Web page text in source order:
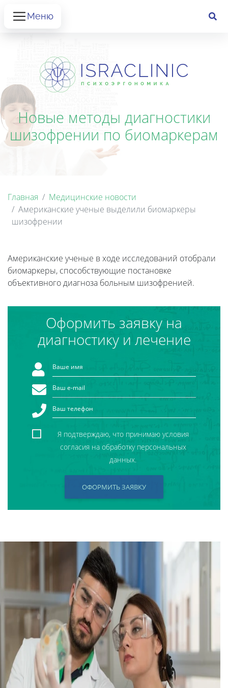
Меню
Новые методы диагностики
шизофрении по биомаркерам
Главная
Медицинские новости
Американские ученые выделили биомаркеры
шизофрении
Американские ученые в ходе исследований отобрали
биомаркеры, способствующие постановке
объективного диагноза больным шизофренией.
Оформить заявку на
диагностику и лечение
Я подтверждаю, что принимаю условия
согласия на обработку персональных
данных.
ОФОРМИТЬ ЗАЯВКУ